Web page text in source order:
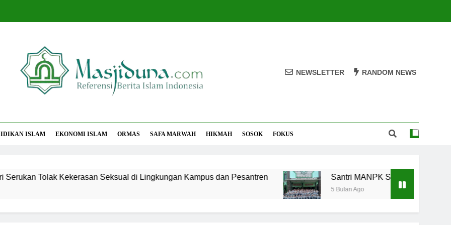
NEWSLETTER RANDOM NEWS
ISLAM EKONOMI ISLAM ORMAS SAFA MARWAH HIKMAH SOSOK FOKUS
Kekerasan Seksual di Lingkungan Kampus dan Pesantren Santri MANPK Surakarta Turun ke
5 Bulan Ago